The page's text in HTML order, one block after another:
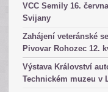
VCC Semily 16.
Svijany
Zahájení veteránské
Pivovar Rohozec 12.
Výstava Království
Technickém muzeu v